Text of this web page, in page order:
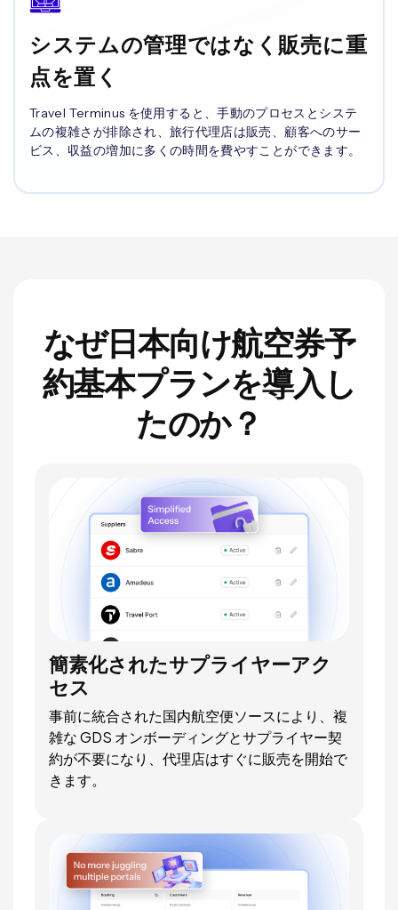
システムの管理ではなく販売に重
点を置く
Travel Terminus を使用すると、手動のプロセスとシステ
ムの複雑さが排除され、旅行代理店は販売、顧客へのサー
ビス、収益の増加に多くの時間を費やすことができます。
なぜ日本向け航空券予
約基本プランを導入し
たのか？
簡素化されたサプライヤーアク
セス
事前に統合された国内航空便ソースにより、複
雑な GDS オンボーディングとサプライヤー契
約が不要になり、代理店はすぐに販売を開始で
きます。